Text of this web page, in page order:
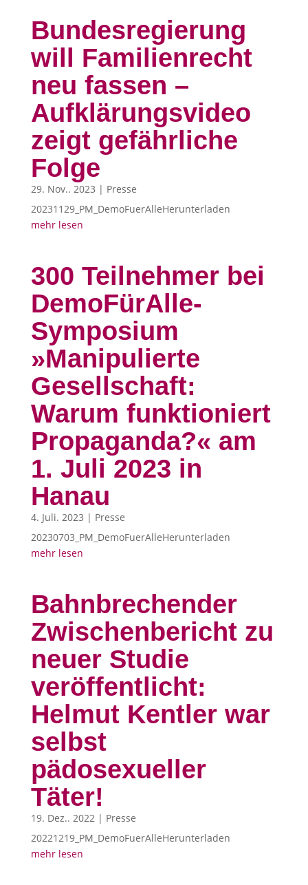
Bundesregierung
will Familienrecht
neu fassen –
Aufklärungsvideo
zeigt gefährliche
Folge
29. Nov.. 2023 | Presse
20231129_PM_DemoFuerAlleHerunterladen
mehr lesen
300 Teilnehmer bei
DemoFürAlle-
Symposium
»Manipulierte
Gesellschaft:
Warum funktioniert
Propaganda?« am
1. Juli 2023 in
Hanau
4. Juli. 2023 | Presse
20230703_PM_DemoFuerAlleHerunterladen
mehr lesen
Bahnbrechender
Zwischenbericht zu
neuer Studie
veröffentlicht:
Helmut Kentler war
selbst
pädosexueller
Täter!
19. Dez.. 2022| Presse
20221219_PM_DemoFuerAlleHerunterladen
mehr lesen